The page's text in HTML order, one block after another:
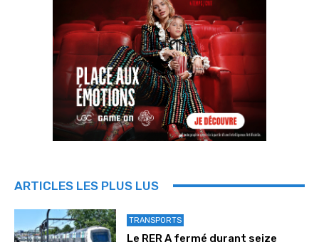
ARTICLES LES PLUS LUS
TRANSPORTS
Le RER A fermé durant seize